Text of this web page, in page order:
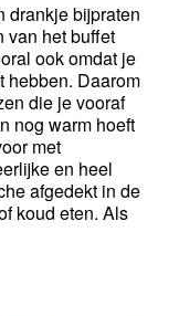
drankje bijpraten
van het buffet
ook omdat je
hebben. Daarom
die je vooraf
nog warm hoeft
met
en heel
afgedekt in de
koud eten. Als